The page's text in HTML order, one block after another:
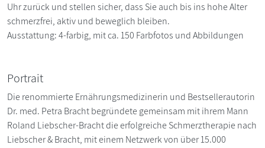
Uhr zurück und stellen sicher, dass Sie auch bis ins hohe Alter
schmerzfrei, aktiv und beweglich bleiben.
Ausstattung: 4-farbig, mit ca. 150 Farbfotos und Abbildungen
Portrait
Die renommierte Ernährungsmedizinerin und Bestsellerautorin
Dr. med. Petra Bracht begründete gemeinsam mit ihrem Mann
Roland Liebscher-Bracht die erfolgreiche Schmerztherapie nach
Liebscher & Bracht, mit einem Netzwerk von über 15.000